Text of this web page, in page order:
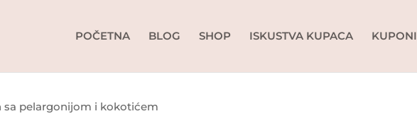
POČETNA BLOG SHOP ISKUSTVA KUPACA KUPONI
sa pelargonijom i kokotićem